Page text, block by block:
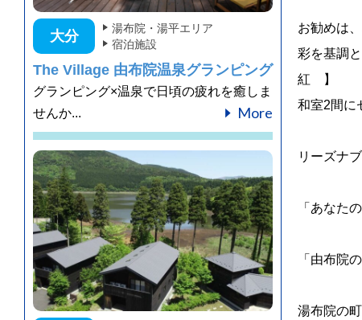
お勧めは
彩を基調
紅 】
和室2間に
リーズナ
「あなた
「由布院
湯布院の
大分
湯布院・湯平エリア
宿泊施設
The Village 由布院温泉グランピング
グランピング×温泉で日頃の疲れを癒しま
せんか...
More